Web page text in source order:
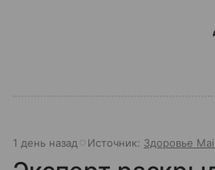
1 день назад Источник: Здоровье Mail